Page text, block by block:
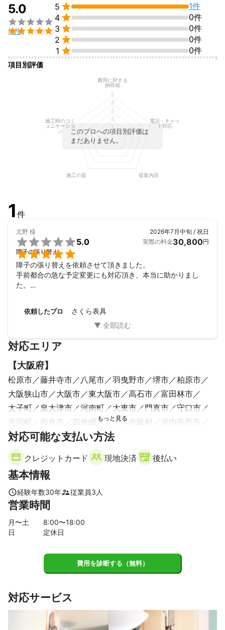
これまでの実績
ふすま・障子・網戸・畳・建具・リフォームまで幅広く対応。熟
練の技術と豊富な実績で、皆様の住まいを快適で美しく守り抜き
アピールポイント
ふすま・建具・畳は、日本古来のエコ商品で特に江戸時代は、世
界の最先端のエコを実践した国です。
ふすま、掛け軸、屏風は、新しい紙や古紙を使って、修繕や補修
直し至った作業です。私どもの店は、日本本来循環方目指したエ
コ都市を実践を学び社会貢献担げて自然破壊無い社会！を物造り
5.0


(1件)
5 
1件
4 
0件
3 
0件
2 
0件
1  0件
項目別評価
このプロへの項目別評価は
まだありません。
費用に対する
納得感
電話・チャッ
ト対応
提案内容
施工の質
施工時のコミ
ュニケーショ
ン
1
2
3
4
5
1 件
北野 様


5.0
障子の張り替え
2026年7月中旬 / 祝日
実際の料金30,800円
障子の張り替えを依頼させて頂きました。
手前都合の急な予定変更にも対応頂き、本当に助かりまし
た。
ありがとうございました。
依頼したプロ さくら表具
対応エリア
【大阪府】
松原市 藤井寺市 八尾市 羽曳野市 堺市
柏原市
大阪狭山市
大阪市 東大阪市 高石市
富田林市
太子町
泉大津市 河南町 大東市 門真市
守口市
忠岡町
和泉市 四條畷市 千早赤阪村
河内長野市
寝屋川市
摂津市 豊中市 吹田市
貝塚市
池田市 枚方市
箕面市
田尻町 高槻市 泉南市 豊能町
島本町
阪南市
【奈良県】
三郷町 王寺町
【和歌山県】
橋本市 九度山町
木津川市 八幡市 城陽市
】
尼崎市 伊丹市
宝塚市
猪名川町
対応可能な支払い方法
クレジットカード 現地決済 後払い
基本情報
経験年数30年 従業員3 人
営業時間
月〜土 8:00〜18:00
日
定休日
費用を診断する（無料）
対応サービス